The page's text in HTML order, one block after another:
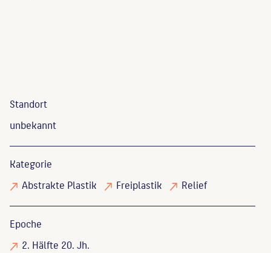
Standort
unbekannt
Kategorie
Abstrakte Plastik
Freiplastik Relief
Epoche
2. Hälfte 20. Jh.